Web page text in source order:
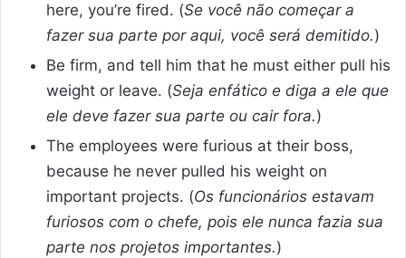
here, you’re fired. (Se você não começar a
fazer sua parte por aqui, você será demitido.)
Be firm, and tell him that he must either pull his
weight or leave. (Seja enfático e diga a ele que
ele deve fazer sua parte ou cair fora.)
The employees were furious at their boss,
because he never pulled his weight on
important projects. (Os funcionários estavam
furiosos com o chefe, pois ele nunca fazia sua
parte nos projetos importantes.)